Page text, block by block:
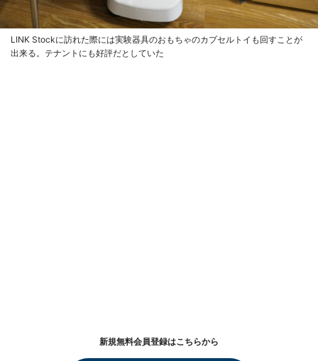
LINK Stockに訪れた際には実験器具のおもちゃのカプセルトイも回すことが
出来る。テナントにも好評だとしていた
新規無料会員登録はこちらから